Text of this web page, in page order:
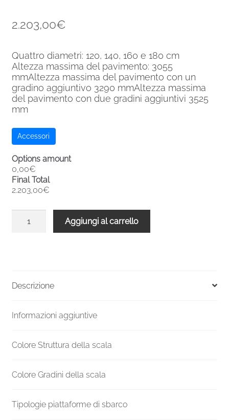
2.203,00€
Quattro diametri: 120, 140, 160 e 180 cm
Altezza massima del pavimento: 3055
mmAltezza massima del pavimento con un
gradino aggiuntivo 3290 mmAltezza massima
del pavimento con due gradini aggiuntivi 3525
mm
Accessori
Options amount
0,00€
Final Total
2.203,00€
Rondo
180
Aggiungi al carrello
Descrizione
Informazioni aggiuntive
Colore Struttura della scala
Colore Gradini della scala
Tipologie piattaforme di sbarco